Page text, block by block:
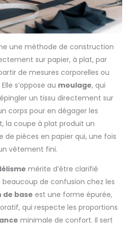
une méthode de construction
sur papier, à plat, par
de mesures corporelles ou
s’oppose au moulage, qui
un tissu directement sur
corps pour en dégager les
la coupe à plat produit un
de pièces en papier qui, une fois
vêtement fini.
mérite d’être clarifié
beaucoup de confusion chez les
base est une forme épurée,
qui respecte les proportions
minimale de confort. Il sert